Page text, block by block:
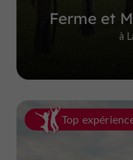
Ferme et
à
Top